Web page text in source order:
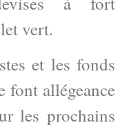
vert.
et les fonds
font allégeance
les prochains